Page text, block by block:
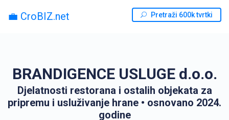
💼 CroBIZ.net Pretraži 600k tvrtki
BRANDIGENCE USLUGE d.o.o.
Djelatnosti restorana i ostalih objekata za
pripremu i usluživanje hrane • osnovano 2024.
godine